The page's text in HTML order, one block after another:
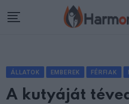
ÁLLATOK EMBEREK FÉRFIAK
A kutyáját